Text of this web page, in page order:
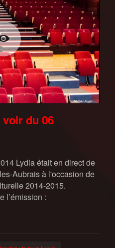
du 06
Lydia était en direct de
Aubrais à l'occasion de
2014-2015.
l’émission :